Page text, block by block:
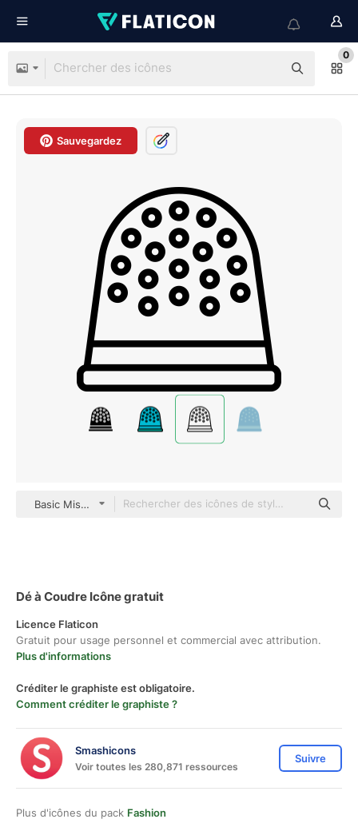
0
Sauvegardez
Basic Miscellany Lineal
Dé à Coudre Icône gratuit
Licence Flaticon
Gratuit pour usage personnel et commercial avec attribution.
Plus d'informations
Créditer le graphiste est obligatoire.
Comment créditer le graphiste ?
Smashicons
Voir toutes les 280,871 ressources
Suivre
Plus d'icônes du pack Fashion